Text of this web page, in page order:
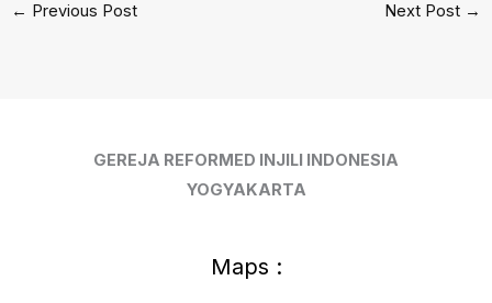
← Previous Post Next Post →
GEREJA REFORMED INJILI INDONESIA
YOGYAKARTA
Maps :